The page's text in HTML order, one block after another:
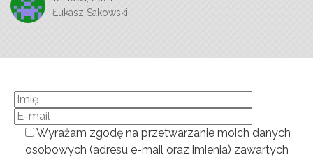
Łukasz Sakowski
Wyrażam zgodę na przetwarzanie moich danych
osobowych (adresu e-mail oraz imienia) zawartych